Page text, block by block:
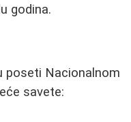
godina.
poseti Nacionalnom
savete: